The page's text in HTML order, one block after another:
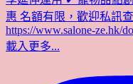
載入更多...